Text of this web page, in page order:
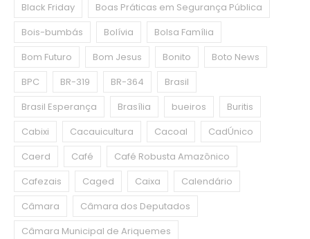
Black Friday
Boas Práticas em Segurança Pública
Bois-bumbás
Bolívia
Bolsa Família
Bom Futuro
Bom Jesus Bonito
Boto News
BPC
BR-319 BR-364
Brasil
Brasil Esperança
Brasília bueiros
Buritis
Cabixi
Cacauicultura Cacoal
CadÚnico
Caerd
Café
Café Robusta Amazônico
Cafezais
Caged Caixa
Calendário
Câmara
Câmara dos Deputados
Câmara Municipal de Ariquemes